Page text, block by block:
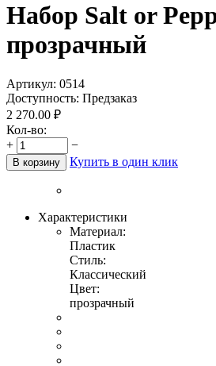
Набор Salt or
прозрачный
Артикул: 0514
Доступность: Предзаказ
2 270.00 ₽
Кол-во:
+
−
В корзину Купить в один клик
Характеристики
Материал:
Пластик
Стиль:
Классический
Цвет:
прозрачный